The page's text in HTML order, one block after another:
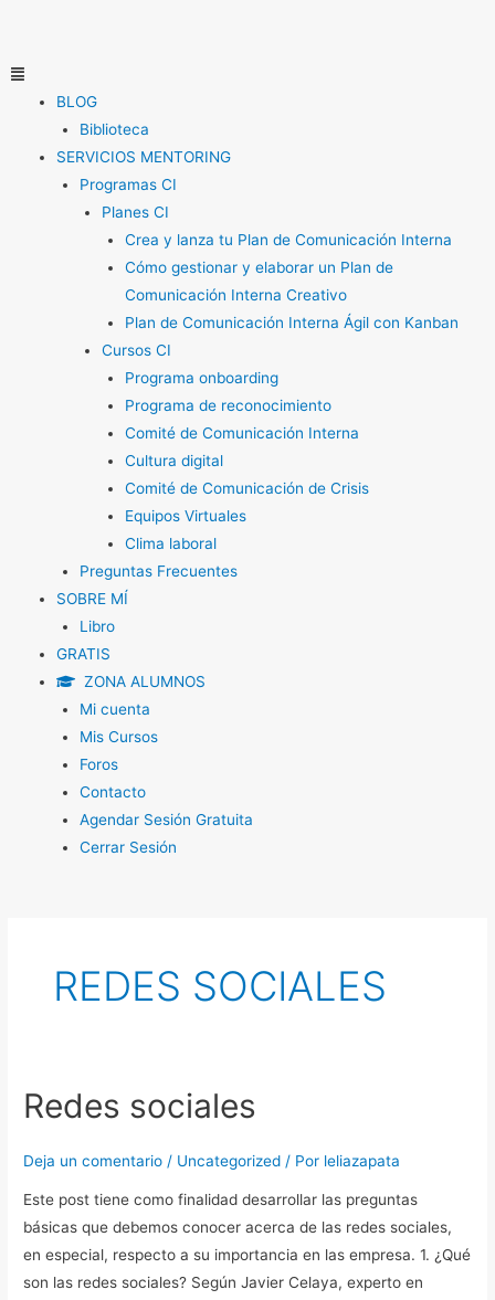
contenido
Menú
BLOG
Biblioteca
SERVICIOS MENTORING
Programas CI
Planes CI
Crea y lanza tu Plan de Comunicación Interna
Cómo gestionar y elaborar un Plan de
Comunicación Interna Creativo
Plan de Comunicación Interna Ágil con Kanban
Cursos CI
Programa onboarding
Programa de reconocimiento
Comité de Comunicación Interna
Cultura digital
Comité de Comunicación de Crisis
Equipos Virtuales
Clima laboral
Preguntas Frecuentes
SOBRE MÍ
Libro
GRATIS
ZONA ALUMNOS
Mi cuenta
Mis Cursos
Foros
Contacto
Agendar Sesión Gratuita
Cerrar Sesión
REDES SOCIALES
Redes sociales
Deja un comentario / Uncategorized / Por leliazapata
Este post tiene como finalidad desarrollar las preguntas
básicas que debemos conocer acerca de las redes sociales,
en especial, respecto a su importancia en las empresa. 1. ¿Qué
son las redes sociales? Según Javier Celaya, experto en
Redes
sociales